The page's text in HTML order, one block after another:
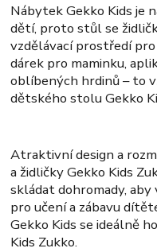
Nábytek Gekko Kids je
dětí, proto stůl se
vzdělávací prostředí
dárek pro maminku,
oblíbených hrdinů – to
dětského stolu Gekko
Atraktivní design a
a židličky Gekko Kids
skládat dohromady,
pro učení a zábavu
Gekko Kids se ideálně
Kids Zukko.